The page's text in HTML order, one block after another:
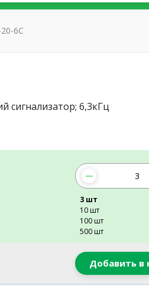
6C
сигнализатор; 6,3кГц
3 шт
10 шт
100 шт
500 шт
Добавить в